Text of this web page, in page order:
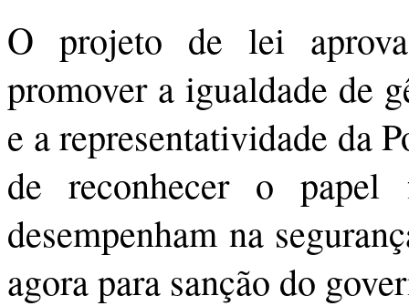
O projeto de lei
promover a igualdade de
e a representatividade da
de reconhecer o papel
desempenham na
agora para sanção do